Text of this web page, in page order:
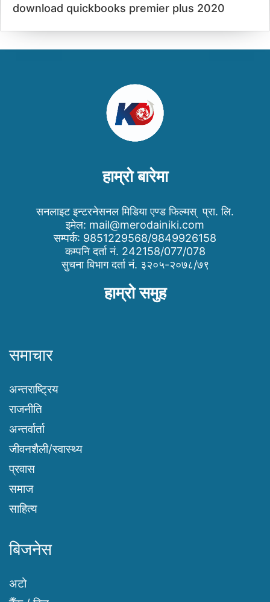
download quickbooks premier plus 2020
हाम्रो बारेमा
सनलाइट इन्टरनेसनल मिडिया एण्ड फिल्मस् प्रा. लि.
इमेल: mail@merodainiki.com
सम्पर्क: 9851229568/9849926158
कम्पनि दर्ता नं. 242158/077/078
सुचना बिभाग दर्ता नं. ३२०५-२०७८/७९
हाम्रो समुह
समाचार
अन्तराष्ट्रिय
राजनीति
अन्तर्वार्ता
जीवनशैली/स्वास्थ्य
प्रवास
समाज
साहित्य
बिजनेस
अटो